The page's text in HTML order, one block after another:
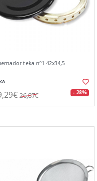
teka nº1 42x34,5
26,87€ - 28%